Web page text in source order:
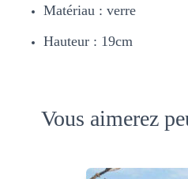
Matériau : verre
Hauteur : 19cm
Vous aimerez